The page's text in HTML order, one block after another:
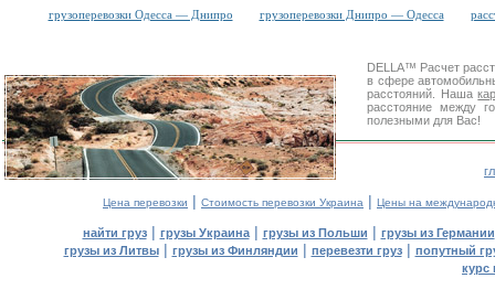
грузоперевозки Одесса — Днипро
грузоперевозки Днипро — Одесса
DELLA™ Расчет
в сфере
расстояний. Наша
расстояние между
полезными для Вас!
Цена перевозки | Стоимость перевозки Украина | Цены на
найти груз| грузы Украина| грузы из Польши | грузы из Германии
грузы из Литвы| грузы из Финляндии | перевезти груз| попутный
курс